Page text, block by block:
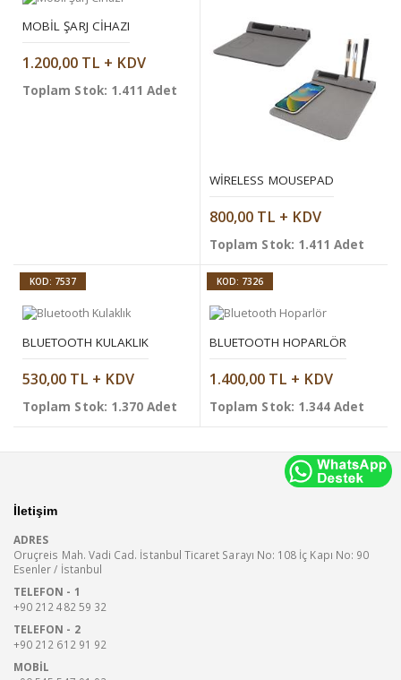
MOBIL ŞARJ CIHAZI
1.200,00 TL + KDV
Toplam Stok: 1.411 Adet
WIRELESS MOUSEPAD
800,00 TL + KDV
Toplam Stok: 1.411 Adet
KOD: 7537
BLUETOOTH KULAKLIK
530,00 TL + KDV
Toplam Stok: 1.370 Adet
KOD: 7326
BLUETOOTH HOPARLÖR
1.400,00 TL + KDV
Toplam Stok: 1.344 Adet
İletişim
ADRES
Oruçreis Mah. Vadi Cad. İstanbul Ticaret Sarayı No: 108 İç Kapı No: 90
Esenler / İstanbul
TELEFON - 1
+90 212 482 59 32
TELEFON - 2
+90 212 612 91 92
MOBIL